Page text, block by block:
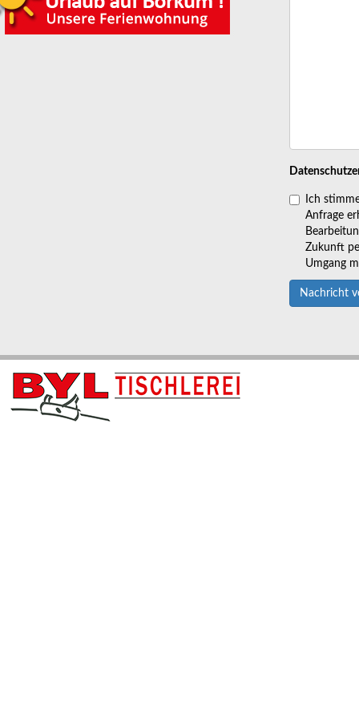
Ich
Anfrage
Zukunft
Umgang
Nachricht